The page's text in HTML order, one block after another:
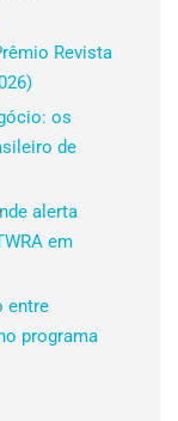
Revista
os
de
alerta
em
entre
programa